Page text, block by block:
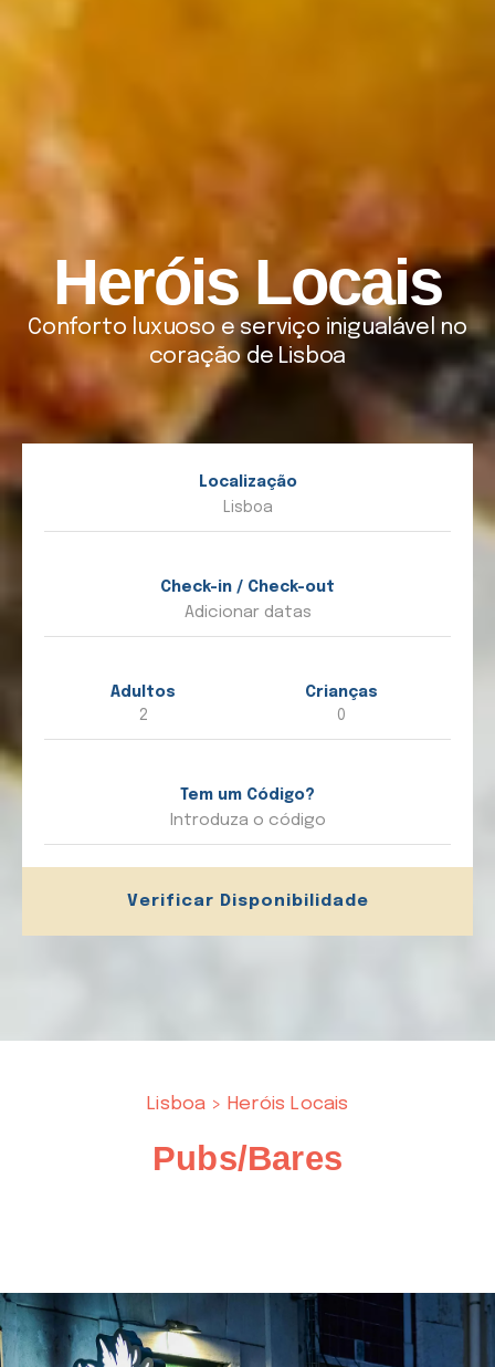
Heróis Locais
Conforto luxuoso e serviço inigualável no
coração de Lisboa
Localização
Check-in / Check-out
Adultos Crianças
Tem um Código?
Verificar Disponibilidade
Lisboa > Heróis Locais
Pubs/Bares